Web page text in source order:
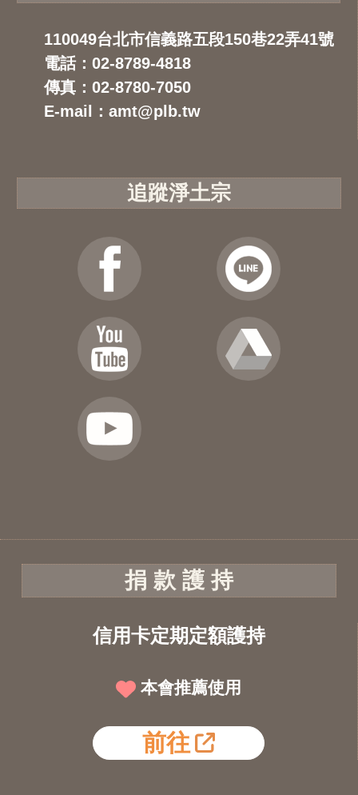
110049台北市信義路五段150巷22弄41號
電話：02-8789-4818
傳真：02-8780-7050
E-mail：amt@plb.tw
追蹤淨土宗
捐 款 護 持
信用卡定期定額護持
本會推薦使用
前往